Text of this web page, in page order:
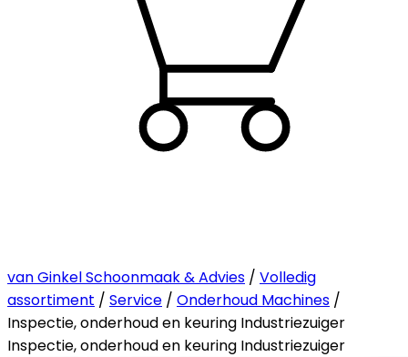
van Ginkel Schoonmaak & Advies / Volledig
assortiment / Service / Onderhoud Machines /
Inspectie, onderhoud en keuring Industriezuiger
Inspectie, onderhoud en keuring Industriezuiger